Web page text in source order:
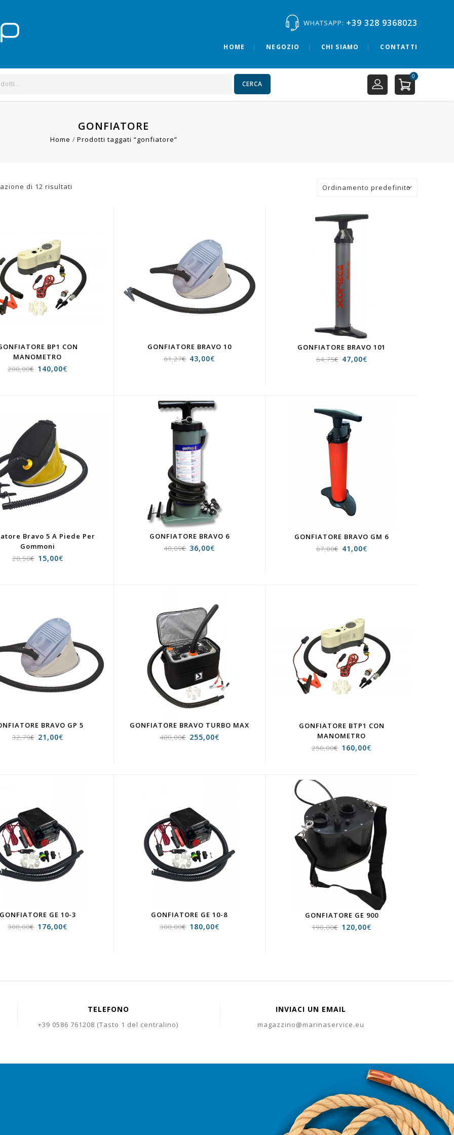
WHATSAPP: +39 328 9368023
HOME NEGOZIO CHI SIAMO CONTATTI
CERCA
0
GONFIATORE
Home / Prodotti taggati “gonfiatore”
di 12 risultati Ordinamento predefinito
BP1 CON
MANOMETRO
200,00€ 140,00€
GONFIATORE BRAVO 10
61,27€ 43,00€
GONFIATORE BRAVO 101
64,75€ 47,00€
Bravo 5 A Piede Per
Gommoni
20,50€ 15,00€
GONFIATORE BRAVO 6
40,09€ 36,00€
GONFIATORE BRAVO GM 6
67,00€ 41,00€
BRAVO GP 5
32,79€ 21,00€
GONFIATORE BRAVO TURBO MAX
400,00€ 255,00€
GONFIATORE BTP1 CON
MANOMETRO
250,00€ 160,00€
GE 10-3
300,00€ 176,00€
GONFIATORE GE 10-8
300,00€ 180,00€
GONFIATORE GE 900
190,00€ 120,00€
TELEFONO
+39 0586 761208 (Tasto 1 del centralino)
INVIACI UN EMAIL
magazzino@marinaservice.eu